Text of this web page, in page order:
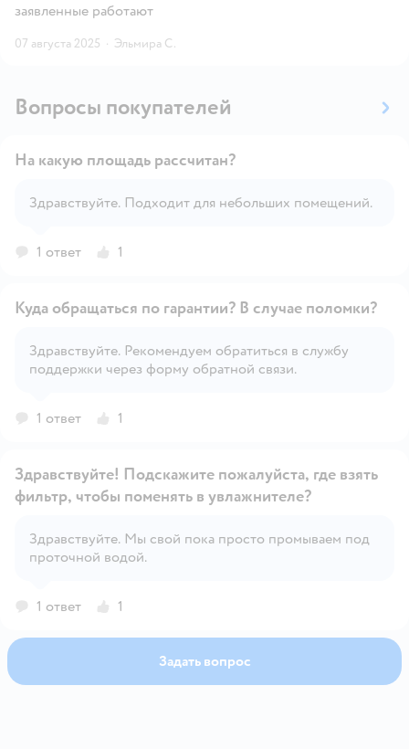
заявленные работают
07 августа 2025 · Эльмира С.
Вопросы покупателей
Открыть вопрос
На какую площадь рассчитан?
Здравствуйте. Подходит для небольших помещений.
1 ответ 1
Открыть вопрос
Куда обращаться по гарантии? В случае поломки?
Здравствуйте. Рекомендуем обратиться в службу
поддержки через форму обратной связи.
1 ответ 1
Открыть вопрос
Здравствуйте! Подскажите пожалуйста, где взять
фильтр, чтобы поменять в увлажнителе?
Здравствуйте. Мы свой пока просто промываем под
проточной водой.
1 ответ 1
Задать вопрос